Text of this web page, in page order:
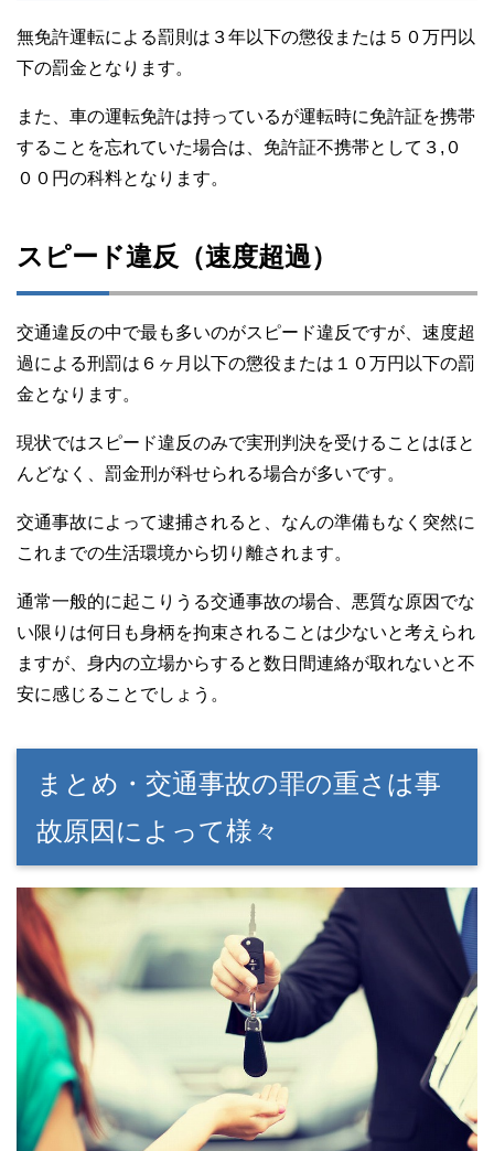
無免許運転による罰則は３年以下の懲役または５０万円以
下の罰金となります。
また、車の運転免許は持っているが運転時に免許証を携帯
することを忘れていた場合は、免許証不携帯として３,０
００円の科料となります。
スピード違反（速度超過）
交通違反の中で最も多いのがスピード違反ですが、速度超
過による刑罰は６ヶ月以下の懲役または１０万円以下の罰
金となります。
現状ではスピード違反のみで実刑判決を受けることはほと
んどなく、罰金刑が科せられる場合が多いです。
交通事故によって逮捕されると、なんの準備もなく突然に
これまでの生活環境から切り離されます。
通常一般的に起こりうる交通事故の場合、悪質な原因でな
い限りは何日も身柄を拘束されることは少ないと考えられ
ますが、身内の立場からすると数日間連絡が取れないと不
安に感じることでしょう。
まとめ・交通事故の罪の重さは事
故原因によって様々